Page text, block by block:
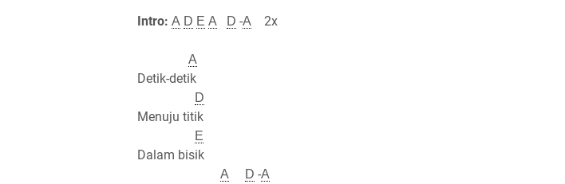
Intro: A D E A D -A 2x
A
Detik-detik
D
Menuju titik
E
Dalam bisik
A D -A